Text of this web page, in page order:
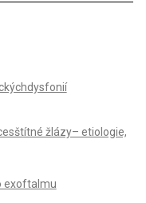
žlázy– etiologie,
exoftalmu